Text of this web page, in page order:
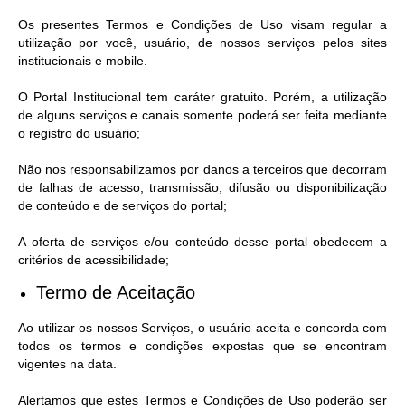
Os presentes Termos e Condições de Uso visam regular a
utilização por você, usuário, de nossos serviços pelos sites
institucionais e mobile.
O Portal Institucional tem caráter gratuito. Porém, a utilização
de alguns serviços e canais somente poderá ser feita mediante
o registro do usuário;
Não nos responsabilizamos por danos a terceiros que decorram
de falhas de acesso, transmissão, difusão ou disponibilização
de conteúdo e de serviços do portal;
A oferta de serviços e/ou conteúdo desse portal obedecem a
critérios de acessibilidade;
Termo de Aceitação
Ao utilizar os nossos Serviços, o usuário aceita e concorda com
todos os termos e condições expostas que se encontram
vigentes na data.
Alertamos que estes Termos e Condições de Uso poderão ser